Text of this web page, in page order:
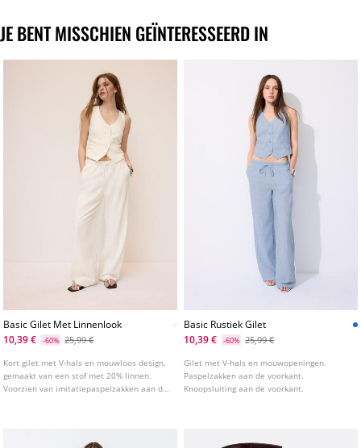
JE BENT MISSCHIEN GEÏNTERESSEERD IN
Basic Gilet Met Linnenlook
10,39 €
-60% 25,99 €
Kort gilet met V-hals en mouwloos design,
gemaakt van een stof met 20% linnen.
Voorzien van imitatiepaspelzakken aan de
Basic Rustiek Gilet
10,39 €
-60% 25,99 €
Gilet met V-hals en mouwopeningen.
Paspelzakken aan de voorkant.
Knoopsluiting aan de voorkant.